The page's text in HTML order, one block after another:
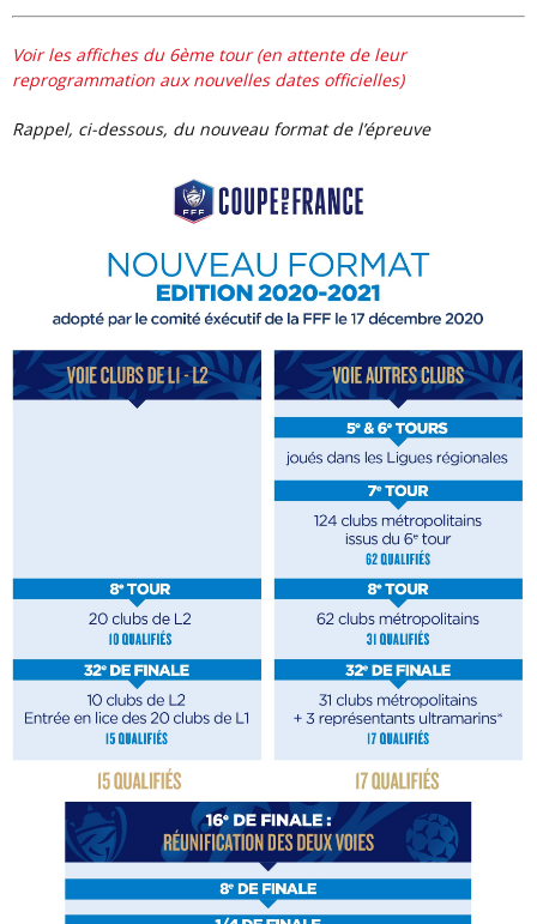
voir les affiches du 6ème tour (en attente de leur
reprogrammation aux nouvelles dates officielles)
rappel, ci-dessous, du nouveau format de l’épreuve